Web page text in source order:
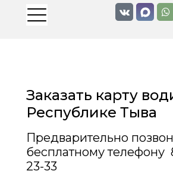
Заказать карту
Республике Тыва
Предварительно
бесплатному телефону
23-33